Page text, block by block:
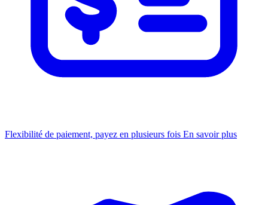
Flexibilité de paiement, payez en plusieurs fois En savoir plus